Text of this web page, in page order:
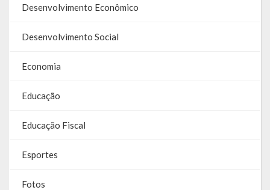
Prestação de Contas
Demonstrativos Contábeis
Legislativo
Desenvolvimento Econômico
Desenvolvimento Social
Economia
Educação
Educação Fiscal
Esportes
Fotos